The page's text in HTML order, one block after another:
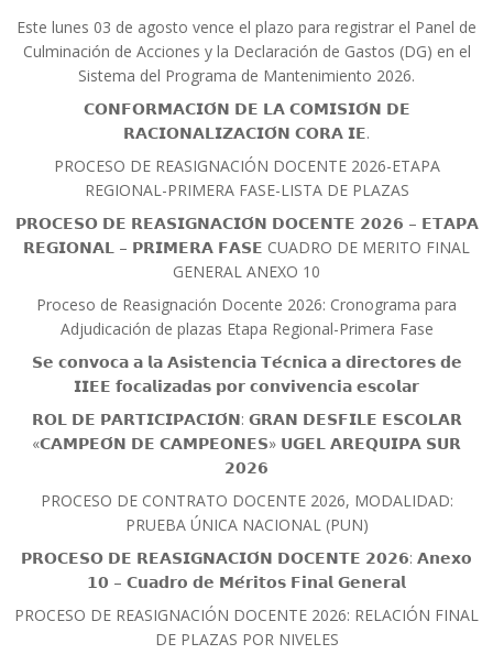
Este lunes 03 de agosto vence el plazo para registrar el Panel de
Culminación de Acciones y la Declaración de Gastos (DG) en el
Sistema del Programa de Mantenimiento 2026.
𝗖𝗢𝗡𝗙𝗢𝗥𝗠𝗔𝗖𝗜𝗢́𝗡 𝗗𝗘 𝗟𝗔 𝗖𝗢𝗠𝗜𝗦𝗜𝗢́𝗡 𝗗𝗘
𝗥𝗔𝗖𝗜𝗢𝗡𝗔𝗟𝗜𝗭𝗔𝗖𝗜𝗢́𝗡 𝗖𝗢𝗥𝗔 𝗜𝗘.
PROCESO DE REASIGNACIÓN DOCENTE 2026-ETAPA
REGIONAL-PRIMERA FASE-LISTA DE PLAZAS
𝗣𝗥𝗢𝗖𝗘𝗦𝗢 𝗗𝗘 𝗥𝗘𝗔𝗦𝗜𝗚𝗡𝗔𝗖𝗜𝗢́𝗡 𝗗𝗢𝗖𝗘𝗡𝗧𝗘 𝟮𝟬𝟮𝟲 – 𝗘𝗧𝗔𝗣𝗔
𝗥𝗘𝗚𝗜𝗢𝗡𝗔𝗟 – 𝗣𝗥𝗜𝗠𝗘𝗥𝗔 𝗙𝗔𝗦𝗘 CUADRO DE MERITO FINAL
GENERAL ANEXO 10
Proceso de Reasignación Docente 2026: Cronograma para
Adjudicación de plazas Etapa Regional-Primera Fase
𝗦𝗲 𝗰𝗼𝗻𝘃𝗼𝗰𝗮 𝗮 𝗹𝗮 𝗔𝘀𝗶𝘀𝘁𝗲𝗻𝗰𝗶𝗮 𝗧𝗲́𝗰𝗻𝗶𝗰𝗮 𝗮 𝗱𝗶𝗿𝗲𝗰𝘁𝗼𝗿𝗲𝘀 𝗱𝗲
𝗜𝗜𝗘𝗘 𝗳𝗼𝗰𝗮𝗹𝗶𝘇𝗮𝗱𝗮𝘀 𝗽𝗼𝗿 𝗰𝗼𝗻𝘃𝗶𝘃𝗲𝗻𝗰𝗶𝗮 𝗲𝘀𝗰𝗼𝗹𝗮𝗿
𝗥𝗢𝗟 𝗗𝗘 𝗣𝗔𝗥𝗧𝗜𝗖𝗜𝗣𝗔𝗖𝗜𝗢́𝗡: 𝗚𝗥𝗔𝗡 𝗗𝗘𝗦𝗙𝗜𝗟𝗘 𝗘𝗦𝗖𝗢𝗟𝗔𝗥
«𝗖𝗔𝗠𝗣𝗘𝗢́𝗡 𝗗𝗘 𝗖𝗔𝗠𝗣𝗘𝗢𝗡𝗘𝗦» 𝗨𝗚𝗘𝗟 𝗔𝗥𝗘𝗤𝗨𝗜𝗣𝗔 𝗦𝗨𝗥
𝟮𝟬𝟮𝟲
PROCESO DE CONTRATO DOCENTE 2026, MODALIDAD:
PRUEBA ÚNICA NACIONAL (PUN)
𝗣𝗥𝗢𝗖𝗘𝗦𝗢 𝗗𝗘 𝗥𝗘𝗔𝗦𝗜𝗚𝗡𝗔𝗖𝗜𝗢́𝗡 𝗗𝗢𝗖𝗘𝗡𝗧𝗘 𝟮𝟬𝟮𝟲: 𝗔𝗻𝗲𝘅𝗼
𝟭𝟬 – 𝗖𝘂𝗮𝗱𝗿𝗼 𝗱𝗲 𝗠𝗲́𝗿𝗶𝘁𝗼𝘀 𝗙𝗶𝗻𝗮𝗹 𝗚𝗲𝗻𝗲𝗿𝗮𝗹
PROCESO DE REASIGNACIÓN DOCENTE 2026: RELACIÓN FINAL
DE PLAZAS POR NIVELES